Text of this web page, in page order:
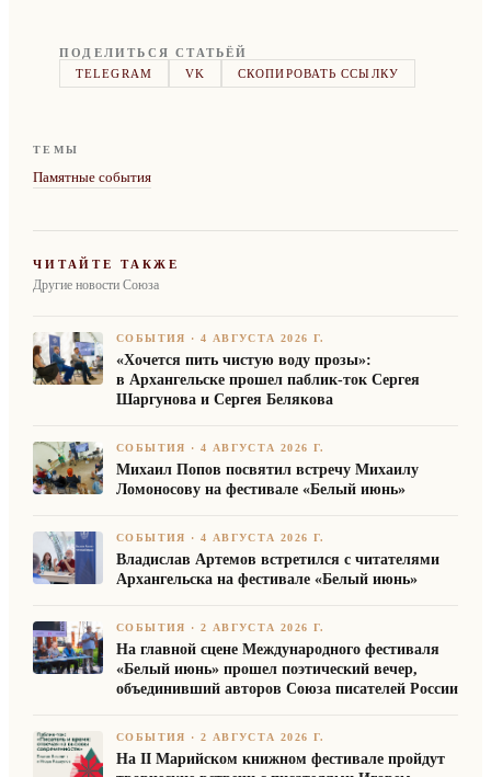
ПОДЕЛИТЬСЯ СТАТЬЁЙ
TELEGRAM
VK СКОПИРОВАТЬ ССЫЛКУ
ТЕМЫ
Памятные события
ЧИТАЙТЕ ТАКЖЕ
Другие новости Союза
СОБЫТИЯ ·4 АВГУСТА 2026 Г.
«Хочется пить чистую воду прозы»:
в Архангельске прошел паблик-ток Сергея
Шаргунова и Сергея Белякова
СОБЫТИЯ ·4 АВГУСТА 2026 Г.
Михаил Попов посвятил встречу Михаилу
Ломоносову на фестивале «Белый июнь»
СОБЫТИЯ ·4 АВГУСТА 2026 Г.
Владислав Артемов встретился с читателями
Архангельска на фестивале «Белый июнь»
СОБЫТИЯ ·2 АВГУСТА 2026 Г.
На главной сцене Международного фестиваля
«Белый июнь» прошел поэтический вечер,
объединивший авторов Союза писателей России
СОБЫТИЯ ·2 АВГУСТА 2026 Г.
На II Марийском книжном фестивале пройдут